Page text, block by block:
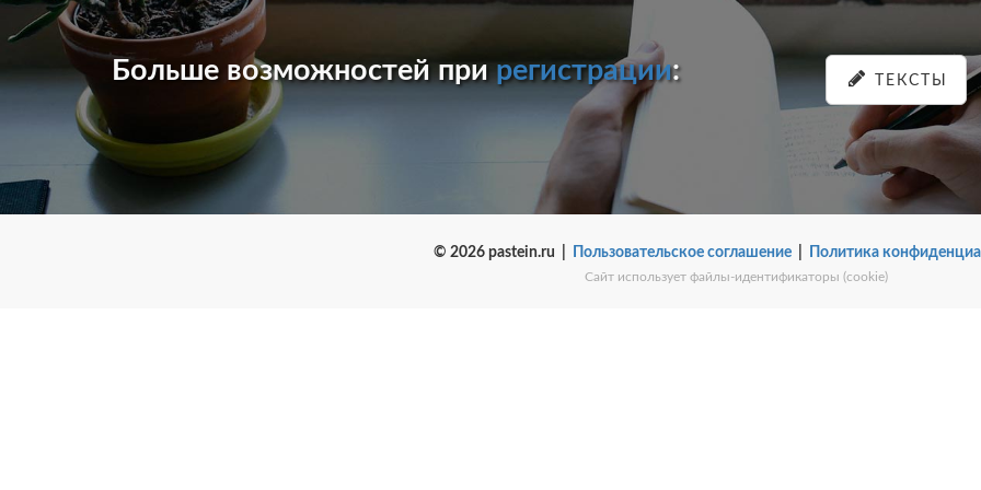
Больше возможностей прирегистрации: ТЕКСТЫ
© 2026 pastein.ru | Пользовательское соглашение| Политика
Сайт использует файлы-идентификаторы (cookie)